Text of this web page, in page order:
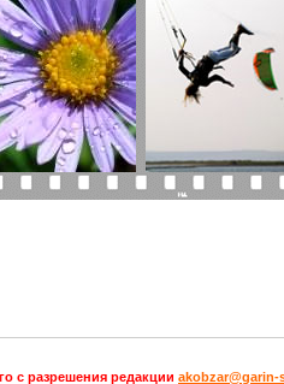
с разрешения редакции akobzar@garin-